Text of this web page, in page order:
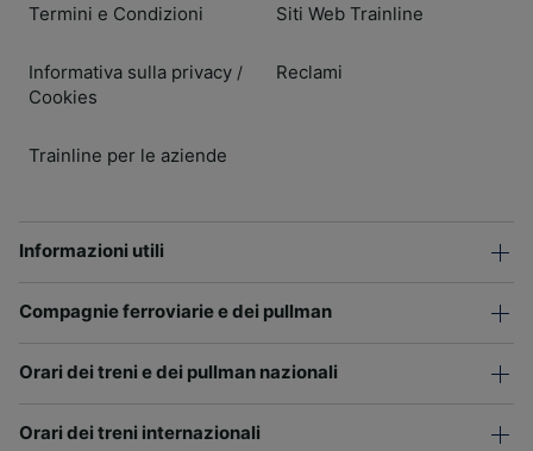
Termini e Condizioni
Informativa sulla privacy /
Cookies
Trainline per le aziende
Siti Web Trainline
Reclami
Informazioni utili
Compagnie ferroviarie e dei pullman
Orari dei treni e dei pullman nazionali
Orari dei treni internazionali